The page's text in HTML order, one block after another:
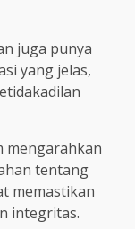
juga punya
yang jelas,
mengarahkan
tentang
memastikan
integritas.